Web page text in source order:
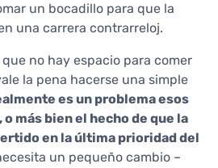
un bocadillo para que la
una carrera contrarreloj.
no hay espacio para comer
la pena hacerse una simple
es un problema esos
más bien el hecho de que la
en la última prioridad del
un pequeño cambio –